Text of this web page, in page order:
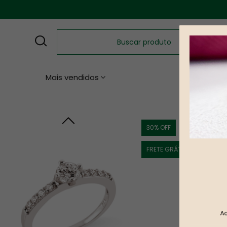
Mais vendidos
30% OFF
FRETE GRÁTIS